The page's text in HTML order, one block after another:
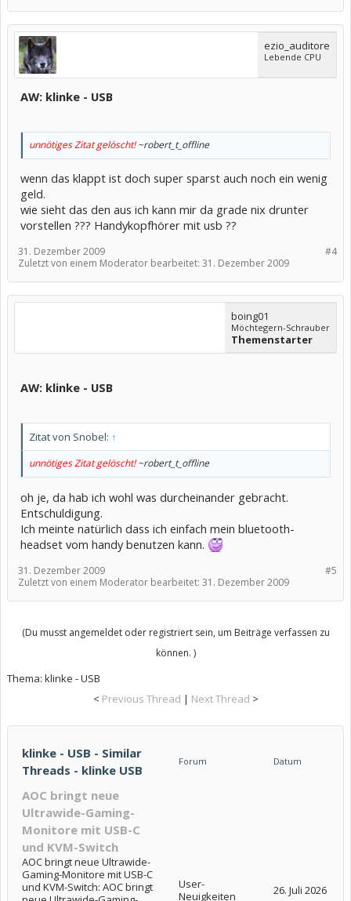
ezio_auditore
Lebende CPU
AW: klinke - USB
unnötiges Zitat gelöscht!~robert_t_offline
wenn das klappt ist doch super sparst auch noch ein wenig
geld.
wie sieht das den aus ich kann mir da grade nix drunter
vorstellen ??? Handykopfhörer mit usb ??
#4
31. Dezember 2009
Zuletzt von einem Moderator bearbeitet: 31. Dezember 2009
boing01
Möchtegern-Schrauber
Themenstarter
AW: klinke - USB
Zitat von Snobel: ↑
unnötiges Zitat gelöscht!~robert_t_offline
oh je, da hab ich wohl was durcheinander gebracht.
Entschuldigung.
Ich meinte natürlich dass ich einfach mein bluetooth-
headset vom handy benutzen kann.
#5
31. Dezember 2009
Zuletzt von einem Moderator bearbeitet: 31. Dezember 2009
(Du musst angemeldet oder registriert sein, um Beiträge verfassen zu
können. )
Thema: klinke - USB
< Previous Thread | Next Thread >
klinke - USB - Similar
Threads - klinke USB
Forum Datum
AOC bringt neue
Ultrawide-Gaming-
Monitore mit USB-C
und KVM-Switch
AOC bringt neue Ultrawide-
Gaming-Monitore mit USB-C
und KVM-Switch: AOC bringt
User-
Neuigkeiten
26. Juli 2026